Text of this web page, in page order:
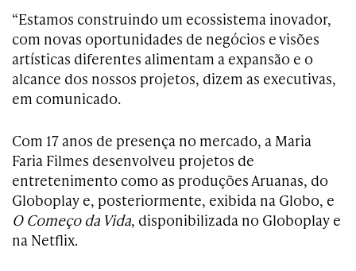
“Estamos construindo um ecossistema inovador,
com novas oportunidades de negócios e visões
artísticas diferentes alimentam a expansão e o
alcance dos nossos projetos, dizem as executivas,
em comunicado.
Com 17 anos de presença no mercado, a Maria
Faria Filmes desenvolveu projetos de
entretenimento como as produções Aruanas, do
Globoplay e, posteriormente, exibida na Globo, e
O Começo da Vida, disponibilizada no Globoplay e
na Netflix.